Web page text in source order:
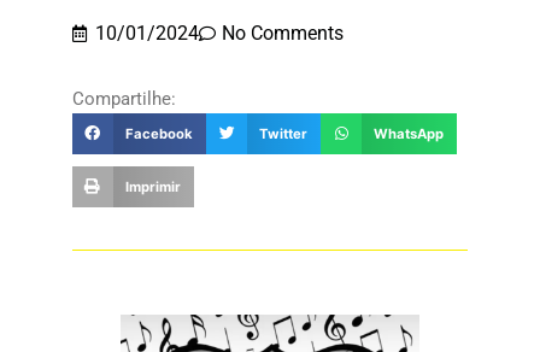
10/01/2024 No Comments
Compartilhe:
Facebook Twitter WhatsApp
Imprimir